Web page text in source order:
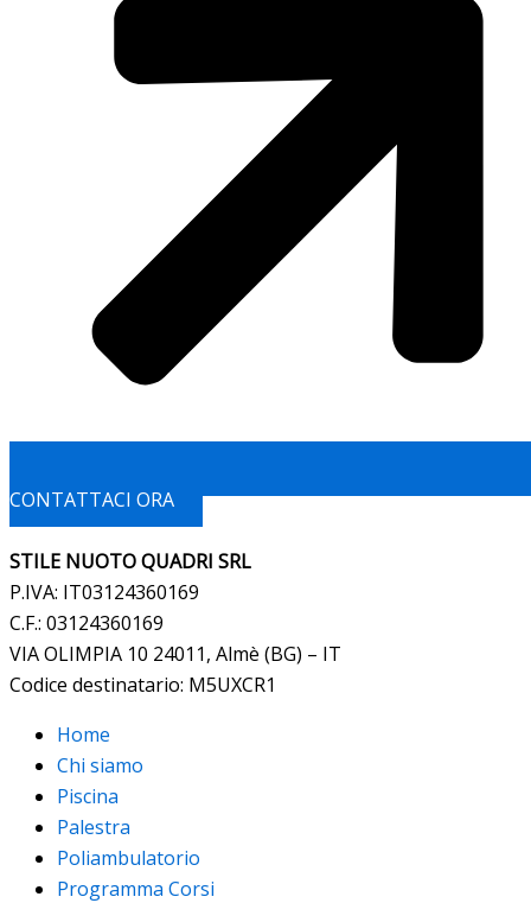
CONTATTACI ORA
STILE NUOTO QUADRI SRL
P.IVA: IT03124360169
C.F.: 03124360169
VIA OLIMPIA 10 24011, Almè (BG) – IT
Codice destinatario: M5UXCR1
Home
Chi siamo
Piscina
Palestra
Poliambulatorio
Programma Corsi